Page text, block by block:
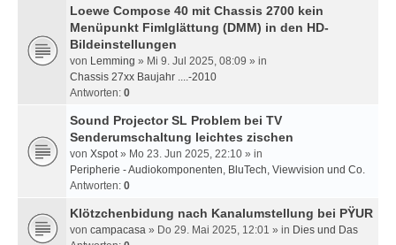
Loewe Compose 40 mit Chassis 2700 kein
Menüpunkt Fimlglättung (DMM) in den HD-
Bildeinstellungen
von Lemming » Mi 9. Jul 2025, 08:09 » in
Chassis 27xx Baujahr ....-2010
Antworten: 0
Sound Projector SL Problem bei TV
Senderumschaltung leichtes zischen
von Xspot» Mo 23. Jun 2025, 22:10 » in
Peripherie - Audiokomponenten, BluTech, Viewvision und Co.
Antworten: 0
Klötzchenbidung nach Kanalumstellung bei PŸUR
von campacasa » Do 29. Mai 2025, 12:01 » in Dies und Das